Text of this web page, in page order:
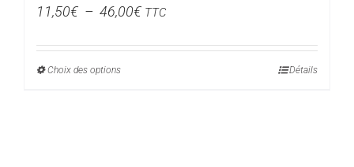
11,50€ – 46,00€Plage
prix :
TTC
Choix des optionsCe
Détails